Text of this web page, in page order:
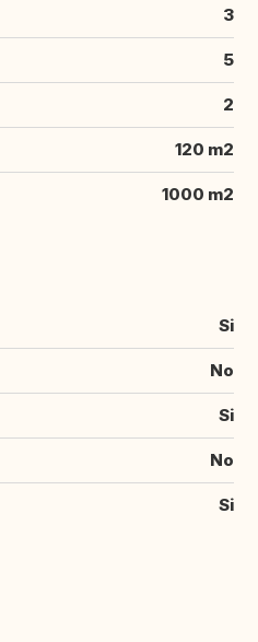
3
5
2
120 m2
1000 m2
Si
No
Si
No
Si